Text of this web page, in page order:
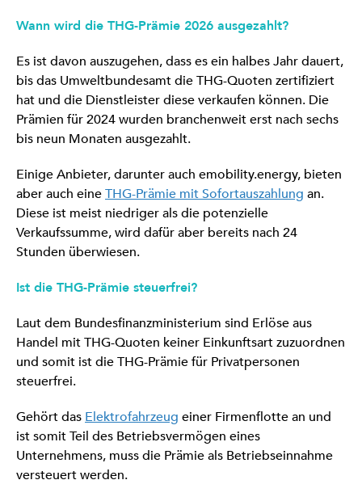
Wann wird die THG-Prämie 2026 ausgezahlt?
Es ist davon auszugehen, dass es ein halbes Jahr dauert,
bis das Umweltbundesamt die THG-Quoten zertifiziert
hat und die Dienstleister diese verkaufen können. Die
Prämien für 2024 wurden branchenweit erst nach sechs
bis neun Monaten ausgezahlt.
Einige Anbieter, darunter auch emobility.energy, bieten
aber auch eineTHG-Prämie mit Sofortauszahlung an.
Diese ist meist niedriger als die potenzielle
Verkaufssumme, wird dafür aber bereits nach 24
Stunden überwiesen.
Ist die THG-Prämie steuerfrei?
Laut dem Bundesfinanzministerium sind Erlöse aus
Handel mit THG-Quoten keiner Einkunftsart zuzuordnen
und somit ist die THG-Prämie für Privatpersonen
steuerfrei.
Gehört das Elektrofahrzeug einer Firmenflotte an und
ist somit Teil des Betriebsvermögen eines
Unternehmens, muss die Prämie als Betriebseinnahme
versteuert werden.